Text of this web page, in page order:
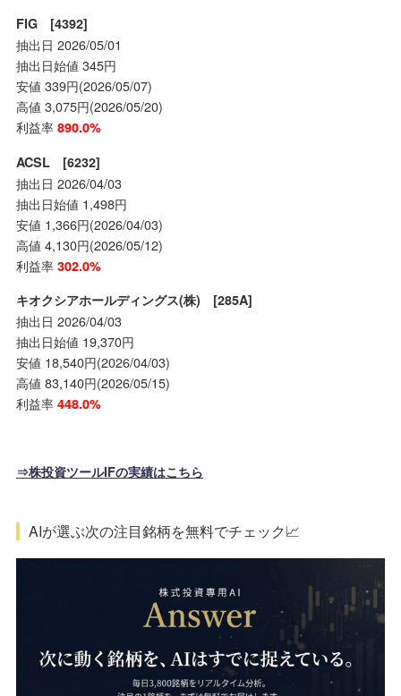
FIG [4392]
抽出日 2026/05/01
抽出日始値 345円
安値 339円(2026/05/07)
高値 3,075円(2026/05/20)
利益率 890.0%
ACSL [6232]
抽出日 2026/04/03
抽出日始値 1,498円
安値 1,366円(2026/04/03)
高値 4,130円(2026/05/12)
利益率 302.0%
キオクシアホールディングス(株) [285A]
抽出日 2026/04/03
抽出日始値 19,370円
安値 18,540円(2026/04/03)
高値 83,140円(2026/05/15)
利益率 448.0%
⇒株投資ツールIFの実績はこちら
AIが選ぶ次の注目銘柄を無料でチェック📈